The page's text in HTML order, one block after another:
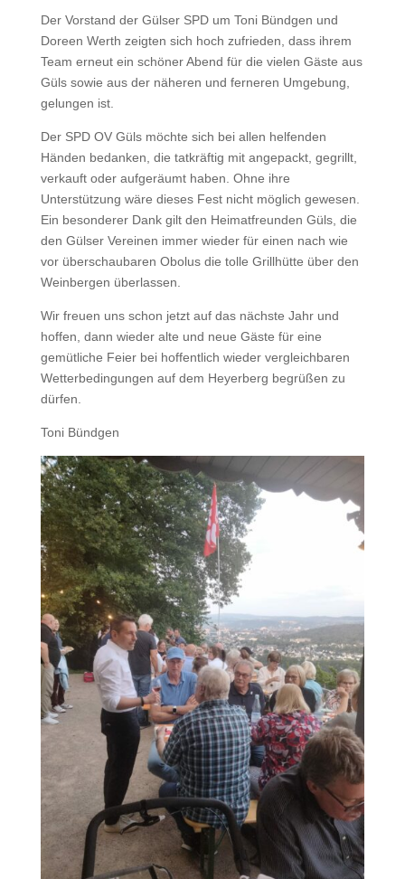
Der Vorstand der Gülser SPD um Toni Bündgen und
Doreen Werth zeigten sich hoch zufrieden, dass ihrem
Team erneut ein schöner Abend für die vielen Gäste aus
Güls sowie aus der näheren und ferneren Umgebung,
gelungen ist.
Der SPD OV Güls möchte sich bei allen helfenden
Händen bedanken, die tatkräftig mit angepackt, gegrillt,
verkauft oder aufgeräumt haben. Ohne ihre
Unterstützung wäre dieses Fest nicht möglich gewesen.
Ein besonderer Dank gilt den Heimatfreunden Güls, die
den Gülser Vereinen immer wieder für einen nach wie
vor überschaubaren Obolus die tolle Grillhütte über den
Weinbergen überlassen.
Wir freuen uns schon jetzt auf das nächste Jahr und
hoffen, dann wieder alte und neue Gäste für eine
gemütliche Feier bei hoffentlich wieder vergleichbaren
Wetterbedingungen auf dem Heyerberg begrüßen zu
dürfen.
Toni Bündgen